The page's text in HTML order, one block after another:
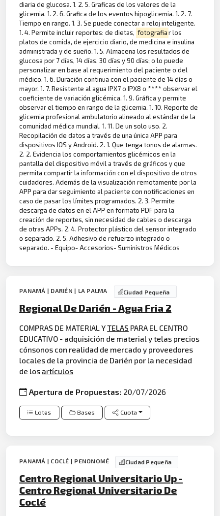
diaria de glucosa. 1. 2. 5. Graficas de los valores de la
glicemia. 1. 2. 6. Grafica de los eventos hipoglicemia. 1. 2. 7.
Tiempo en rango. 1. 3. Se puede conectar a reloj inteligente.
1. 4. Permite incluir reportes: de dietas, fotografiar los
platos de comida, de ejercicio diario, de medicina e insulina
administrada y de sueño. 1. 5. Almacena los resultados de
glucosa por 7 días, 14 días, 30 días y 90 días; o lo puede
personalizar en base al requerimiento del paciente o del
médico. 1. 6. Duración continua con el paciente de 14 días o
mayor. 1. 7. Resistente al agua IPX7 o IPX8 o **** observar el
coeficiente de variación glicémica. 1. 9. Gráfica y permite
observar el tiempo en rango de la glicemia. 1. 10. Reporte de
glicemia profesional ambulatorio alineado al estándar de la
comunidad médica mundial. 1. 11. De un solo uso. 2.
Recopilación de datos a través de una única APP para
dispositivos IOS y Android. 2. 1. Que tenga tonos de alarmas.
2. 2. Evidencia los comportamientos glicémicos en la
pantalla del dispositivo móvil a través de gráficos y que
permita compartir la información con el dispositivo de otros
cuidadores. Además de la visualización remotamente por la
APP para dar seguimiento al paciente con notificaciones en
caso de pasar los límites programados. 2. 3. Permite
descarga de datos en el APP en formato PDF para la
creación de reportes, sin necesidad de cables o descarga
de otras APPs. 2. 4. Protector plástico del sensor integrado
o separado. 2. 5. Adhesivo de refuerzo integrado o
separado. - Equipo- Accesorios- Suministros Médicos
PANAMÁ | DARIÉN | LA PALMA Ciudad Pequeña
Regional De Darién - Agua Fria 2
COMPRAS DE MATERIAL YTELAS PARA EL CENTRO
EDUCATIVO - adquisición de material y telas precios
cónsonos con realidad de mercado y proveedores
locales de la provincia de Darién por la necesidad
de los artículos
Apertura de Propuestas: 20/07/2026
Lotes Bases Cuota
PANAMÁ | COCLÉ | PENONOMÉ Ciudad Pequeña
Centro Regional Universitario Up -
Centro Regional Universitario De
Coclé